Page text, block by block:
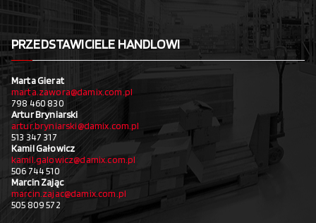
PRZEDSTAWICIELE HANDLOWI
Marta Gierat
marta.zawora@damix.com.pl
798 460 830
Artur Bryniarski
artur.bryniarski@damix.com.pl
513 347 317
Kamil Gałowicz
kamil.galowicz@damix.com.pl
506 744 510
Marcin Zając
marcin.zajac@damix.com.pl
505 809 572